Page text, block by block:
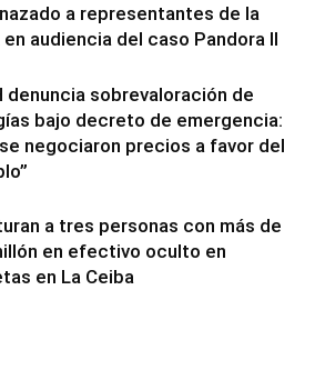
a representantes de la
en audiencia del caso Pandora II
denuncia sobrevaloración de
bajo decreto de emergencia:
negociaron precios a favor del
a tres personas con más de
en efectivo oculto en
en La Ceiba